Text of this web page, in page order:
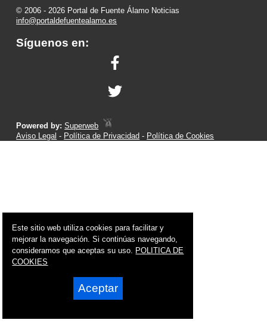
© 2006 - 2026 Portal de Fuente Álamo Noticias
info@portaldefuentealamo.es
Síguenos en:
Powered by:Superweb
Aviso Legal - Política de Privacidad - Política de Cookies
Este sitio web utiliza cookies para facilitar y
mejorar la navegación. Si continúas navegando,
consideramos que aceptas su uso. POLITICA DE
COOKIES
Aceptar